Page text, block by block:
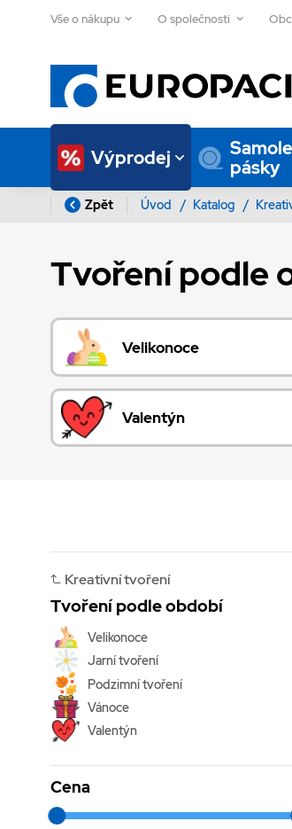
Vše o nákupu O společnosti
Výprodej
pásky
Zpět Úvod / Katalog /
Tvoření podle
Velikonoce
Valentýn
Kreativní tvoření
Tvoření podle období
Velikonoce
Jarní tvoření
Podzimní tvoření
Vánoce
Valentýn
Cena